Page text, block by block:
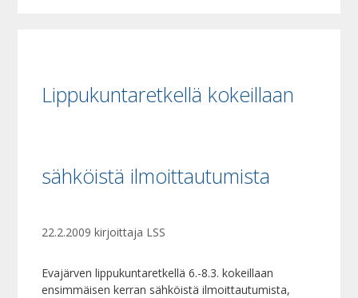
Lippukuntaretkellä kokeillaan
sähköistä ilmoittautumista
22.2.2009 kirjoittaja LSS
Evajärven lippukuntaretkellä 6.-8.3. kokeillaan
ensimmäisen kerran sähköistä ilmoittautumista,